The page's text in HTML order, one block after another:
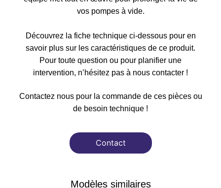
vos pompes à vide.
Découvrez la fiche technique ci-dessous pour en
savoir plus sur les caractéristiques de ce produit.
Pour toute question ou pour planifier une
intervention, n’hésitez pas à nous contacter !
Contactez nous pour la commande de ces pièces ou
de besoin technique !
Contact
Modèles similaires